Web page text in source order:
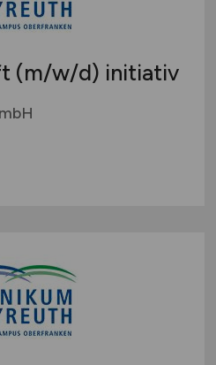
(m/w/d) initiativ